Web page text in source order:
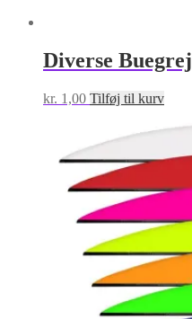
Diverse Buegrej
kr. 1,00 Tilføj til kurv